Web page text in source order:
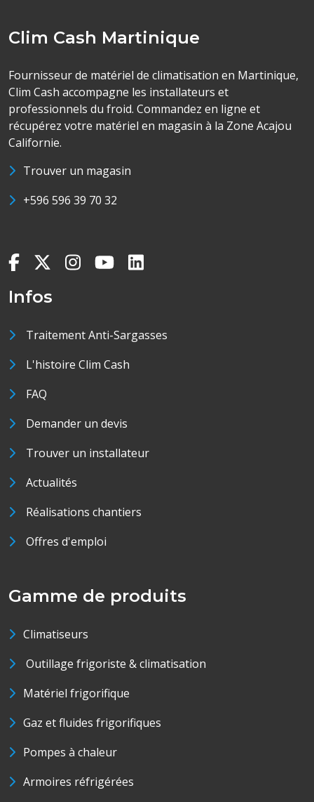
Clim Cash Martinique
Fournisseur de matériel de climatisation en Martinique,
Clim Cash accompagne les installateurs et
professionnels du froid. Commandez en ligne et
récupérez votre matériel en magasin à la Zone Acajou
Californie.
Trouver un magasin
+596 596 39 70 32
Infos
Traitement Anti-Sargasses
L'histoire Clim Cash
FAQ
Demander un devis
Trouver un installateur
Actualités
Réalisations chantiers
Offres d'emploi
Gamme de produits
Climatiseurs
Outillage frigoriste & climatisation
Matériel frigorifique
Gaz et fluides frigorifiques
Pompes à chaleur
Armoires réfrigérées